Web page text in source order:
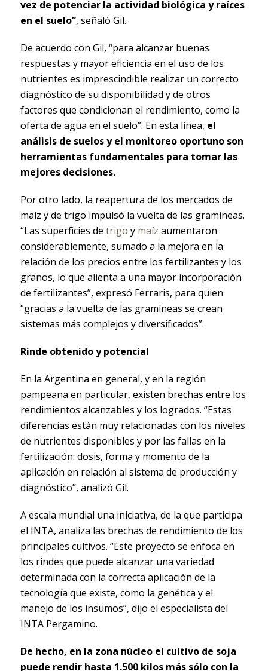
vez de potenciar la actividad biológica y raíces
en el suelo”, señaló Gil.
De acuerdo con Gil, “para alcanzar buenas
respuestas y mayor eficiencia en el uso de los
nutrientes es imprescindible realizar un correcto
diagnóstico de su disponibilidad y de otros
factores que condicionan el rendimiento, como la
oferta de agua en el suelo”. En esta línea, el
análisis de suelos y el monitoreo oportuno son
herramientas fundamentales para tomar las
mejores decisiones.
Por otro lado, la reapertura de los mercados de
maíz y de trigo impulsó la vuelta de las gramíneas.
“Las superficies de trigo y maíz aumentaron
considerablemente, sumado a la mejora en la
relación de los precios entre los fertilizantes y los
granos, lo que alienta a una mayor incorporación
de fertilizantes”, expresó Ferraris, para quien
“gracias a la vuelta de las gramíneas se crean
sistemas más complejos y diversificados”.
Rinde obtenido y potencial
En la Argentina en general, y en la región
pampeana en particular, existen brechas entre los
rendimientos alcanzables y los logrados. “Estas
diferencias están muy relacionadas con los niveles
de nutrientes disponibles y por las fallas en la
fertilización: dosis, forma y momento de la
aplicación en relación al sistema de producción y
diagnóstico”, analizó Gil.
A escala mundial una iniciativa, de la que participa
el INTA, analiza las brechas de rendimiento de los
principales cultivos. “Este proyecto se enfoca en
los rindes que puede alcanzar una variedad
determinada con la correcta aplicación de la
tecnología que existe, como la genética y el
manejo de los insumos”, dijo el especialista del
INTA Pergamino.
De hecho, en la zona núcleo el cultivo de soja
puede rendir hasta 1.500 kilos más sólo con la